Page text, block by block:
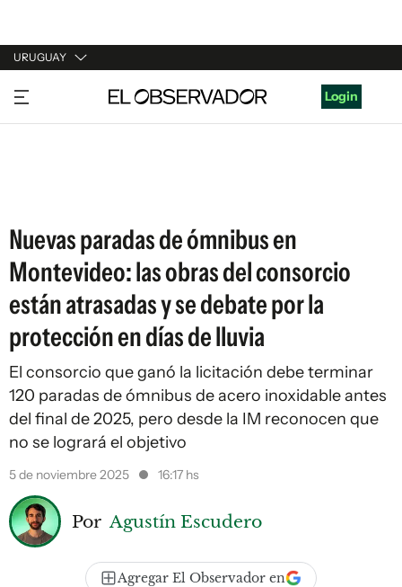
URUGUAY
URUGUAY
ARGENTINA
Login
Nuevas paradas de ómnibus en
Montevideo: las obras del consorcio
están atrasadas y se debate por la
protección en días de lluvia
El consorcio que ganó la licitación debe terminar
120 paradas de ómnibus de acero inoxidable antes
del final de 2025, pero desde la IM reconocen que
no se logrará el objetivo
5 de noviembre 2025 16:17 hs
Por Agustín Escudero
Agregar El Observador en